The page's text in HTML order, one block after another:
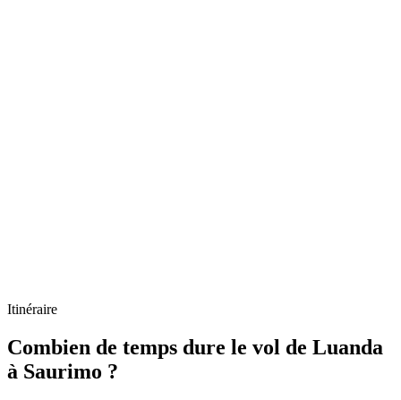
Itinéraire
Combien de temps dure le vol de Luanda
à Saurimo ?